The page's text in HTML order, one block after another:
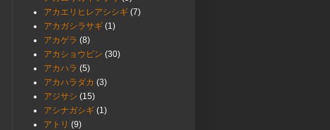
アカエリヒレアシシギ (7)
アカガシラサギ (1)
アカゲラ (8)
アカショウビン (30)
アカハラ (5)
アカハラダカ (3)
アジサシ (15)
アシナガシギ (1)
アトリ (9)